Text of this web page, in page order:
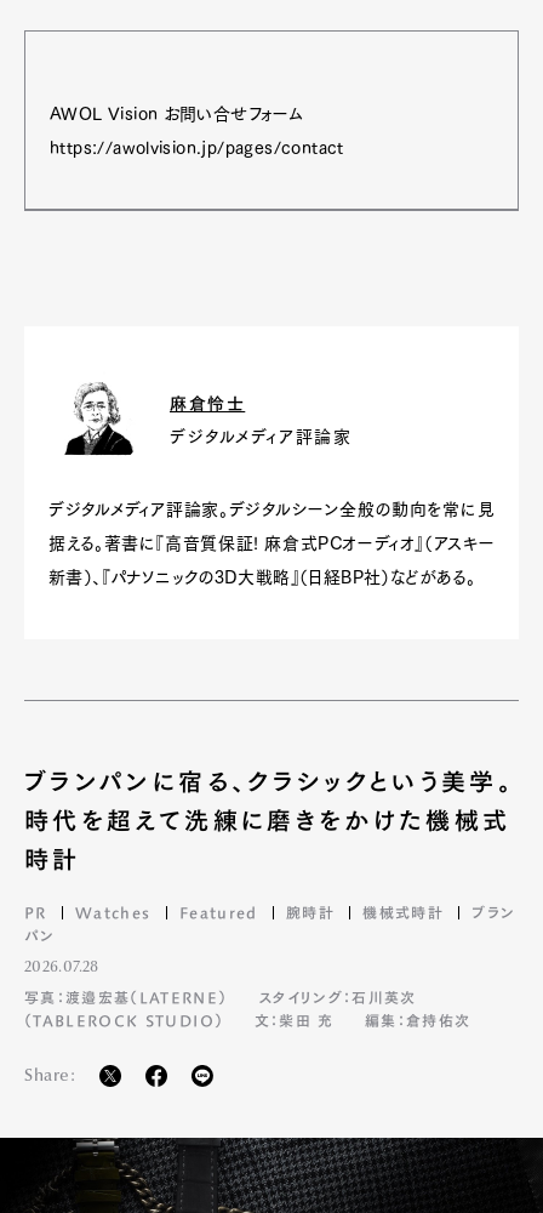
AWOL Vision お問い合せフォーム
https://awolvision.jp/pages/contact
麻倉怜士
デジタルメディア評論家
デジタルメディア評論家。デジタルシーン全般の動向を常に見
据える。著書に『高音質保証! 麻倉式PCオーディオ』（アスキー
新書）、『パナソニックの3D大戦略』（日経BP社）などがある。
ブランパンに宿る、クラシックという美学。
時代を超えて洗練に磨きをかけた機械式
時計
PR Watches Featured 腕時計 機械式時計
ブラン
パン
2026.07.28
写真：渡邉宏基（LATERNE）
スタイリング：石川英次
（TABLEROCK STUDIO）
文：柴田 充 編集：倉持佑次
Share: